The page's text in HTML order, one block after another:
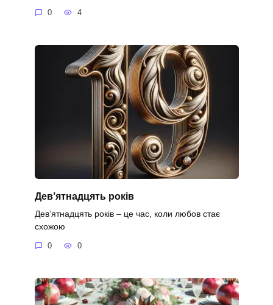
0 4
Дев’ятнадцять років
Дев’ятнадцять років – це час, коли любов стає
схожою
0 0